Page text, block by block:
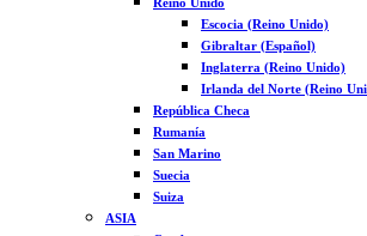
Escocia (Reino Unido)
Gibraltar (Español)
Inglaterra (Reino Unido)
Irlanda del Norte (Reino
República Checa
Rumanía
San Marino
Suecia
Suiza
ASIA